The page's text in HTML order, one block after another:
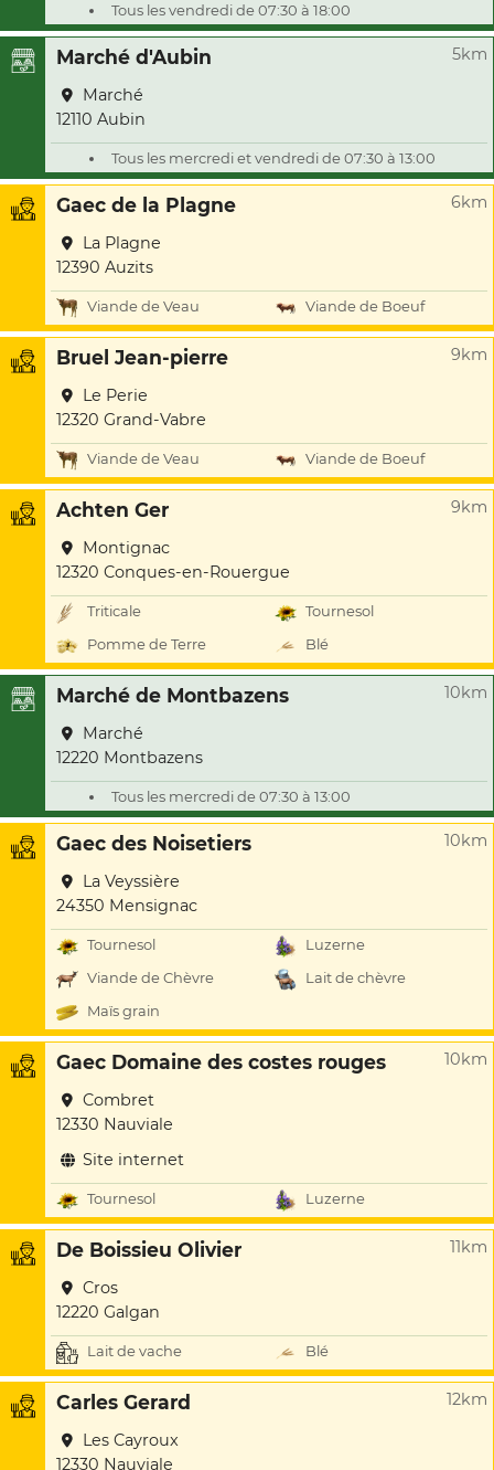
Tous les vendredi de 07:30 à 18:00
Marché d'Aubin 5km
Marché
12110 Aubin
Tous les mercredi et vendredi de 07:30 à 13:00
Gaec de la Plagne 6km
La Plagne
12390 Auzits
Viande de Veau Viande de Boeuf
Bruel Jean-pierre 9km
Le Perie
12320 Grand-Vabre
Viande de Veau Viande de Boeuf
Achten Ger 9km
Montignac
12320 Conques-en-Rouergue
Triticale
Tournesol
Pomme de Terre
Blé
Marché de Montbazens 10km
Marché
12220 Montbazens
Tous les mercredi de 07:30 à 13:00
Gaec des Noisetiers 10km
La Veyssière
24350 Mensignac
Tournesol
Luzerne
Viande de Chèvre
Lait de chèvre
Maïs grain
Gaec Domaine des costes rouges 10km
Combret
12330 Nauviale
Site internet
Tournesol Luzerne
De Boissieu Olivier 11km
Cros
12220 Galgan
Lait de vache Blé
Carles Gerard 12km
Les Cayroux
12330 Nauviale